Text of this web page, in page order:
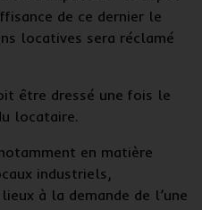
de ce dernier le
locatives sera réclamé
être dressé une fois le
locataire.
en matière
industriels,
à la demande de l’une